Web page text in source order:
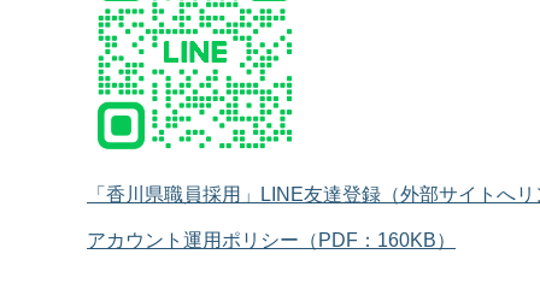
「香川県職員採用」LINE友達登録（外部サイトへ
アカウント運用ポリシー（PDF：160KB）